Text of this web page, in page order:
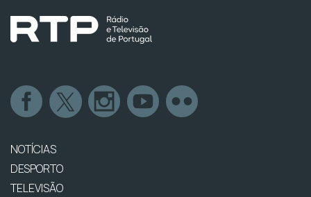
NOTÍCIAS
DESPORTO
TELEVISÃO